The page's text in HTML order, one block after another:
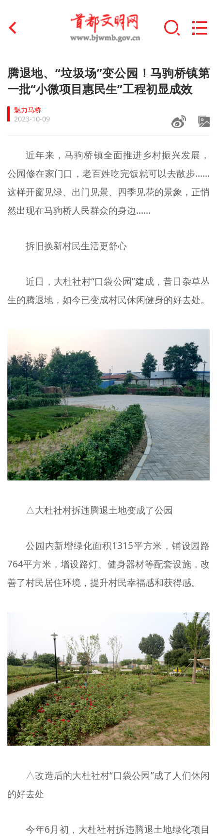
首页
文明创建
文明实践
未成年人思想道德建设
榜样人物
+
身边好人
北京宣传文化引导基金
宣传思想文化人才
专题
腾退地、“垃圾场”变公园！马驹桥镇第
一批“小微项目惠民生”工程初显成效
魅力马桥
2023-10-09
近年来，马驹桥镇全面推进乡村振兴发展，
公园修在家门口，老百姓吃完饭就可以去散步……
这样开窗见绿、出门见景、四季见花的景象，正悄
然出现在马驹桥人民群众的身边……
拆旧换新村民生活更舒心
近日，大杜社村“口袋公园”建成，昔日杂草丛
生的腾退地，如今已变成村民休闲健身的好去处。
△大杜社村拆违腾退土地变成了公园
公园内新增绿化面积1315平方米，铺设园路
764平方米，增设路灯、健身器材等配套设施，改
善了村民居住环境，提升村民幸福感和获得感。
△改造后的大杜社村“口袋公园”成了人们休闲
的好去处
今年6月初，大杜社村拆违腾退土地绿化项目